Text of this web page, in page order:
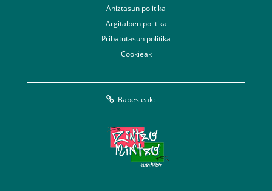
Aniztasun politika
Argitalpen politika
Pribatutasun politika
Cookieak
Babesleak: